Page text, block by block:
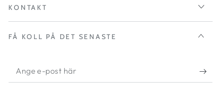
KONTAKT
FÅ KOLL PÅ DET SENASTE
Ange
e-